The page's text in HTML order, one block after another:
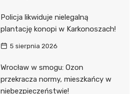
Policja likwiduje nielegalną
plantację konopi w Karkonoszach!
5 sierpnia 2026
Wrocław w smogu: Ozon
przekracza normy, mieszkańcy w
niebezpieczeństwie!